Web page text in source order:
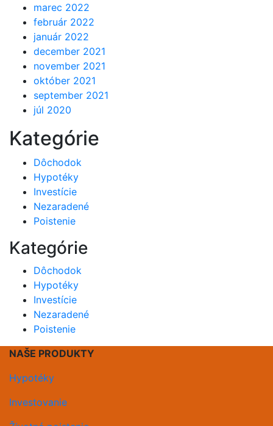
marec 2022
február 2022
január 2022
december 2021
november 2021
október 2021
september 2021
júl 2020
Kategórie
Dôchodok
Hypotéky
Investície
Nezaradené
Poistenie
Kategórie
Dôchodok
Hypotéky
Investície
Nezaradené
Poistenie
NAŠE PRODUKTY
Hypotéky
Investovanie